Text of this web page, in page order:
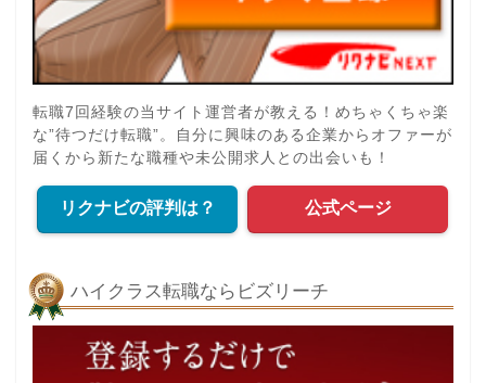
転職7回経験の当サイト運営者が教える！めちゃくちゃ楽
な”待つだけ転職”。自分に興味のある企業からオファーが
届くから新たな職種や未公開求人との出会いも！
リクナビの評判は？ 公式ページ
ハイクラス転職ならビズリーチ